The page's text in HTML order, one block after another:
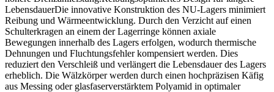
LebensdauerDie innovative Konstruktion des NU-Lagers minimiert
Reibung und Wärmeentwicklung. Durch den Verzicht auf einen
Schulterkragen an einem der Lagerringe können axiale
Bewegungen innerhalb des Lagers erfolgen, wodurch thermische
Dehnungen und Fluchtungsfehler kompensiert werden. Dies
reduziert den Verschleiß und verlängert die Lebensdauer des Lagers
erheblich. Die Wälzkörper werden durch einen hochpräzisen Käfig
aus Messing oder glasfaserverstärktem Polyamid in optimaler